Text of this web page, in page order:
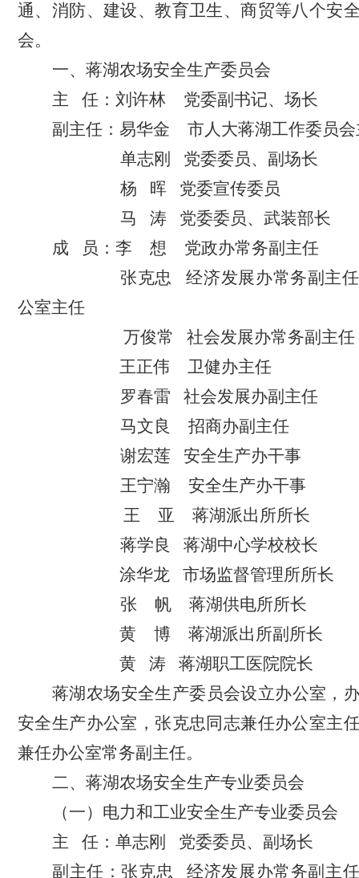
通、消防、建设、教育卫生、商贸等八个安
会。
一、蒋湖农场安全生产委员会
主
任： 刘许林
党委副书记、场长
副主任： 易华金
市人大蒋湖工作委员
单志刚
党委委员、副场长
杨
晖
党委宣传委员
马
涛
党委委员、武装部长
成
员： 李 想 党政办常务副 主任
张克忠
经济发展办常务副主
公室主任
万俊常
社会发展办常务副主任
王正伟
卫健办主任
罗春雷
社会发展办副主任
马文良
招商办副主任
谢宏莲
安全生产办干事
王宁瀚
安全生产办干事
王
亚
蒋湖派出所所长
蒋学良
蒋湖中心学校校长
涂华龙
市场监督管理所所长
张
帆
蒋湖供电所所长
黄
博 蒋湖派出所副 所长
黄
涛
蒋湖职工医院院长
蒋湖农场安全生产委员会设立办公室，
安全生产办公室 ，张克忠同志兼任办公室主
兼任办公室常务副主任。
二、 蒋湖农场安全生产专业委员会
（一）电力和工业安全生产专业委员会
主
任：单志刚
党委委员、副场长
副主任：张克忠
经济发展办常务副主